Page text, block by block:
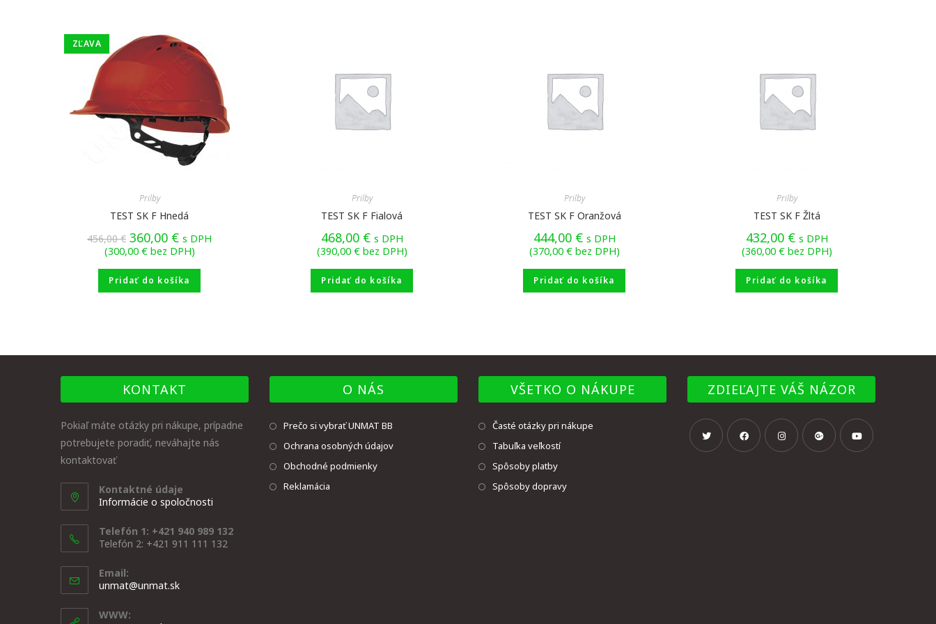
ZĽAVA
Prilby
TEST SK F Hnedá
456,00€ 360,00 € s DPH
(300,00 €bez DPH)
Pridať do košíka
Prilby
TEST SK F Fialová
468,00 € s DPH
(390,00 €bez DPH)
Pridať do košíka
Prilby
TEST SK F Oranžová
444,00 € s DPH
(370,00 €bez DPH)
Pridať do košíka
Prilby
TEST SK F Žltá
432,00 € s DPH
(360,00 €bez DPH)
Pridať do košíka
KONTAKT
Pokiaľ máte otázky pri nákupe, prípadne
potrebujete poradiť, neváhajte nás
kontaktovať
Kontaktné údaje
Informácie o spoločnosti
Telefón 1: +421 940 989 132
Telefón 2: +421 911 111 132
Email:
unmat@unmat.sk
WWW:
O NÁS
Prečo si vybrať UNMAT BB
Ochrana osobných údajov
Obchodné podmienky
Reklamácia
VŠETKO O NÁKUPE
Časté otázky pri nákupe
Tabuľka veľkostí
Spôsoby platby
Spôsoby dopravy
ZDIEĽAJTE VÁŠ NÁZOR